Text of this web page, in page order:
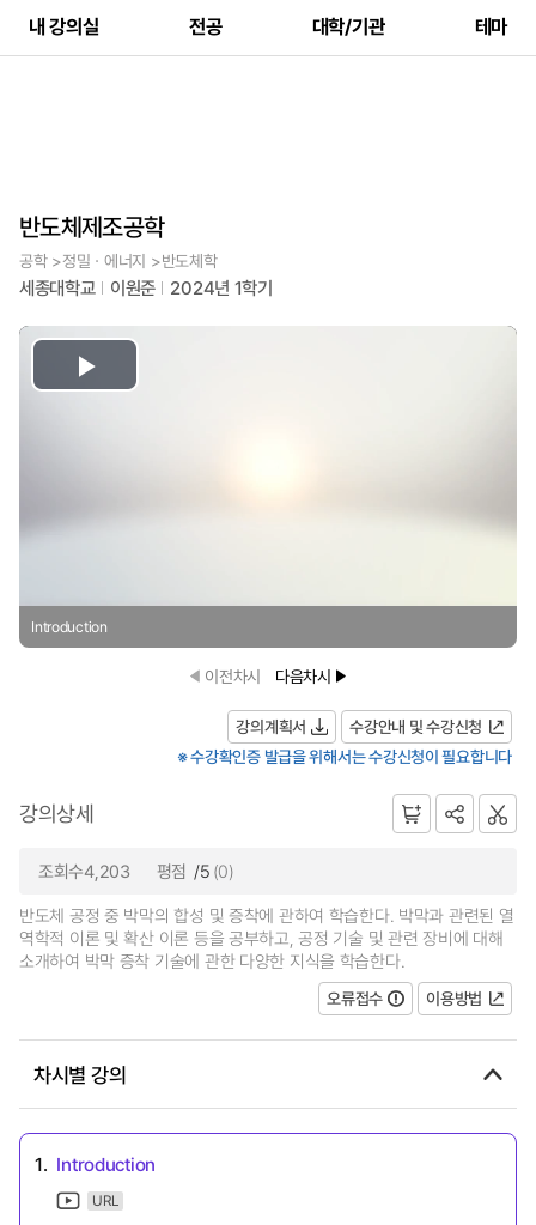
내 강의실 전공 대학/기관 테마
반도체제조공학
공학 >정밀ㆍ에너지 >반도체학
세종대학교 이원준 2024년 1학기
Play
Introduction
이전차시 다음차시
강의계획서
수강안내 및 수강신청
※ 수강확인증 발급을 위해서는 수강신청이 필요합니다
강의상세
조회수4,203 평점 /5 (0)
반도체 공정 중 박막의 합성 및 증착에 관하여 학습한다. 박막과 관련된 열
역학적 이론 및 확산 이론 등을 공부하고, 공정 기술 및 관련 장비에 대해
소개하여 박막 증착 기술에 관한 다양한 지식을 학습한다.
오류접수
이용방법
차시별 강의
1. Introduction
URL